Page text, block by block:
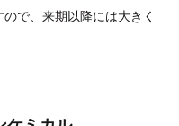
で、来期以降には大きく